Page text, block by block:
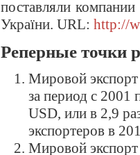
поставляли
України. URL: http://
Реперные точки
Мировой
за период с 2001
USD, или в 2,9
экспортеров в
Мировой